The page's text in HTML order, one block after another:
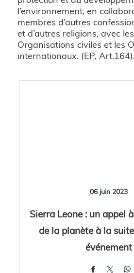
l’environnement, en
membres d’autres
et d’autres religions, avec
Organisations civiles et les
internationaux. (EP, Art.164).
06 juin 2023
Sierra Leone : un appel
de la planète à la
événement